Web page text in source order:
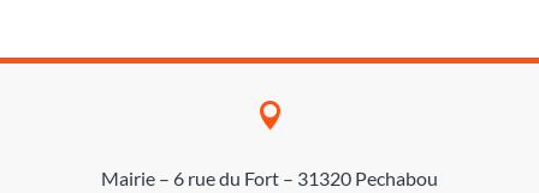

Mairie – 6 rue du Fort – 31320 Pechabou